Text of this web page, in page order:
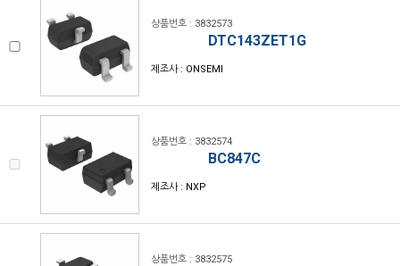
상품번호 : 3832573
DTC143ZET1G
제조사 : ONSEMI
상품번호 : 3832574
BC847C
제조사 : NXP
상품번호 : 3832575